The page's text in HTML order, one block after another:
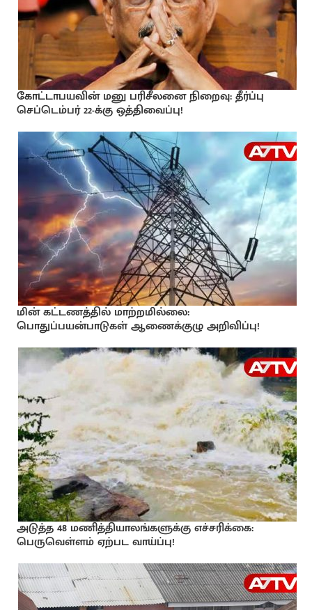
கோட்டாபயவின் மனு பரிசீலனை நிறைவு: தீர்ப்பு
செப்டெம்பர் 22-க்கு ஒத்திவைப்பு!
மின் கட்டணத்தில் மாற்றமில்லை:
பொதுப்பயன்பாடுகள் ஆணைக்குழு அறிவிப்பு!
அடுத்த 48 மணித்தியாலங்களுக்கு எச்சரிக்கை:
பெருவெள்ளம் ஏற்பட வாய்ப்பு!